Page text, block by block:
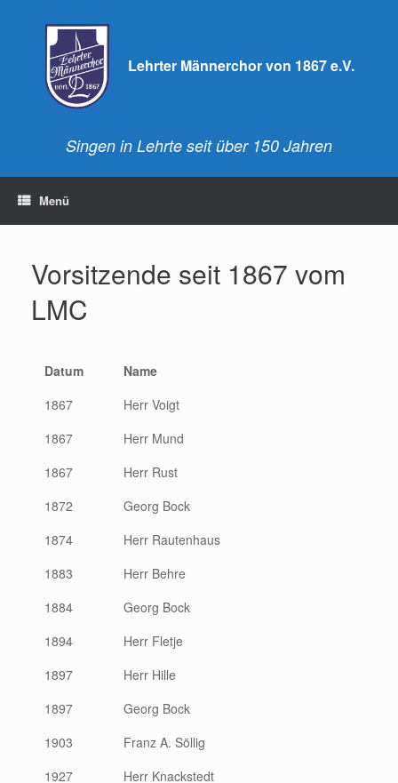
Lehrter Männerchor von 1867 e.V.
Singen in Lehrte seit über 150 Jahren
Menü
Vorsitzende seit 1867 vom
LMC
Datum
Name
1867
Herr Voigt
1867
Herr Mund
1867
Herr Rust
1872
Georg Bock
1874
Herr Rautenhaus
1883
Herr Behre
1884
Georg Bock
1894
Herr Fletje
1897
Herr Hille
1897
Georg Bock
1903
Franz A. Söllig
1927
Herr Knackstedt